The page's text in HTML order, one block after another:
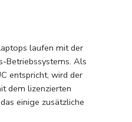
laufen mit der
Betriebssystems. Als
entspricht, wird der
dem lizenzierten
einige zusätzliche